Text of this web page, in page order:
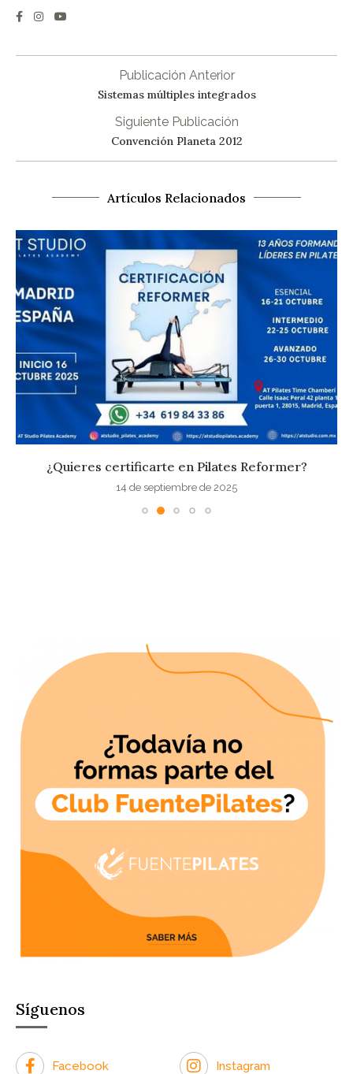
Publicación Anterior
Sistemas múltiples integrados
Siguiente Publicación
Convención Planeta 2012
Artículos Relacionados
¿Quieres certificarte en Pilates Reformer?
14 de septiembre de 2025
Síguenos
Facebook Instagram